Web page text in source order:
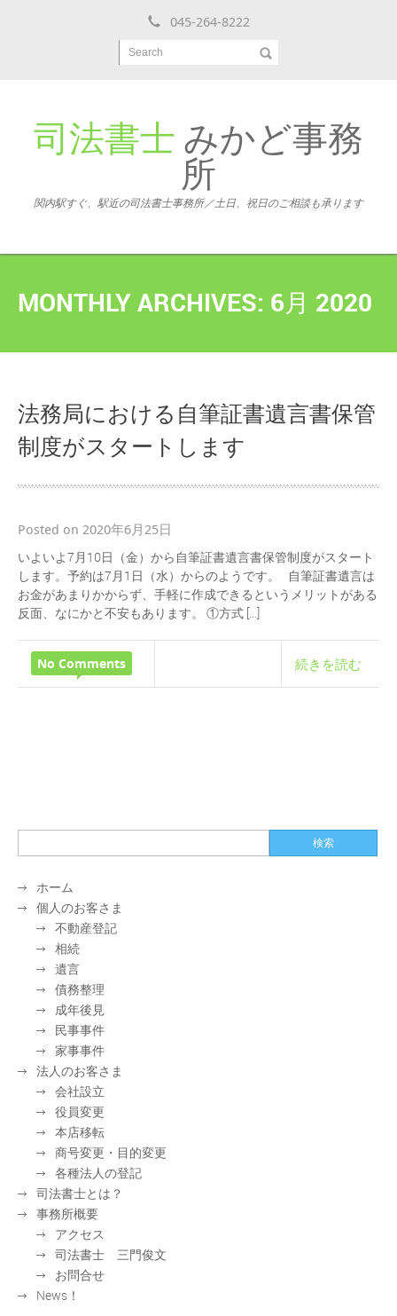
045-264-8222
Search
司法書士 みかど事務
所
関内駅すぐ、駅近の司法書士事務所／土日、祝日のご相談も承ります
MONTHLY ARCHIVES: 6月 2020
法務局における自筆証書遺言書保管
制度がスタートします
Posted on 2020年6月25日
いよいよ7月10日（金）から自筆証書遺言書保管制度がスタート
します。予約は7月1日（水）からのようです。 自筆証書遺言は
お金があまりかからず、手軽に作成できるというメリットがある
反面、なにかと不安もあります。 ①方式 […]
No Comments 続きを読む
ホーム
個人のお客さま
不動産登記
相続
遺言
債務整理
成年後見
民事事件
家事事件
法人のお客さま
会社設立
役員変更
本店移転
商号変更・目的変更
各種法人の登記
司法書士とは？
事務所概要
アクセス
司法書士 三門俊文
お問合せ
News！